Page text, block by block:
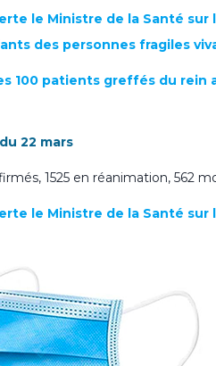
le Ministre de la Santé
des personnes fragiles
100 patients greffés du rein
22 mars
1525 en réanimation, 562
le Ministre de la Santé